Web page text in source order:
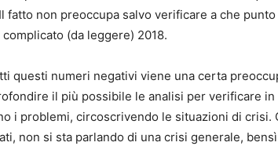
fatto non preoccupa salvo verificare a che
(da leggere) 2018.
questi numeri negativi viene una certa
il più possibile le analisi per verificare
i problemi, circoscrivendo le situazioni di crisi.
non si sta parlando di una crisi generale,